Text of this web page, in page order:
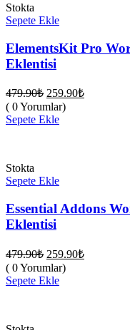
Stokta
Sepete Ekle
ElementsKit Pro
Eklentisi
479.90₺ Orijinal
fiyat:
479.90₺.
259.90₺Şu
( 0 Yorumlar)
Sepete Ekle
Stokta
Sepete Ekle
Essential Addons
Eklentisi
479.90₺ Orijinal
fiyat:
479.90₺.
259.90₺Şu
( 0 Yorumlar)
Sepete Ekle